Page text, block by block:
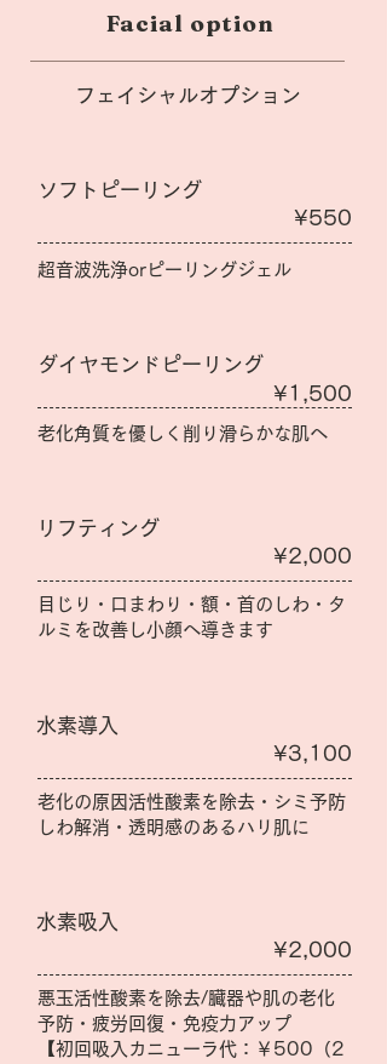
Facial option
フェイシャルオプション
ソフトピーリング
¥550
超音波洗浄orピーリングジェル
ダイヤモンドピーリング
¥1,500
​老化角質を優しく削り滑らかな肌へ
リフティング
¥2,000
目じり・口まわり・額・首のしわ・タ
ルミを改善し小顔へ導きます
水素導入
¥3,100
老化の原因活性酸素を除去・シミ予防
しわ解消・透明感のあるハリ肌に
水素吸入
¥2,000
悪玉活性酸素を除去/臓器や肌の老化
予防・疲労回復・免疫力アップ
【初回吸入カニューラ代：￥500（2